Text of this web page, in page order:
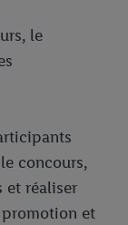
le
concours,
et réaliser
promotion et